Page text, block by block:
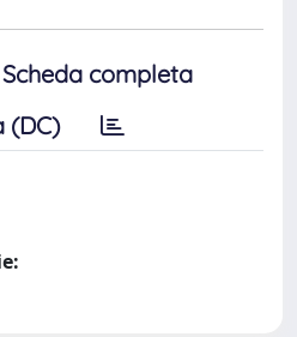
Scheda completa
(DC)